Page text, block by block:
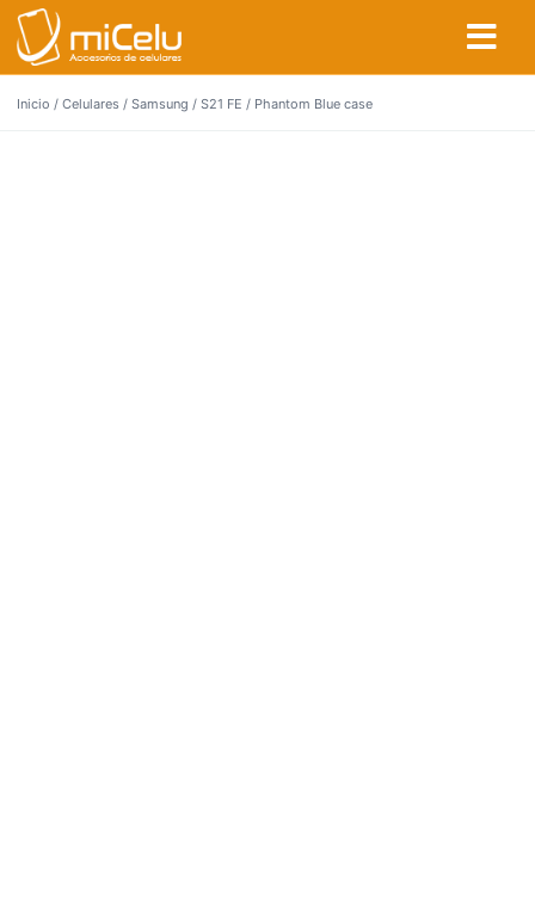
Inicio / Celulares / Samsung / S21 FE / Phantom Blue case